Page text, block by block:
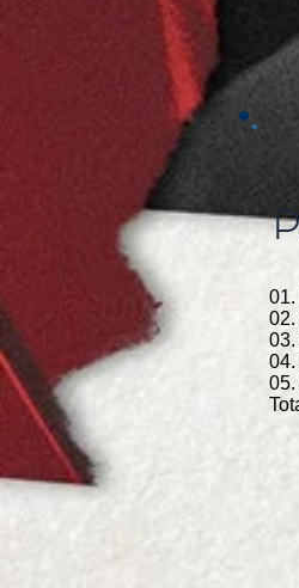
01.
02.
03.